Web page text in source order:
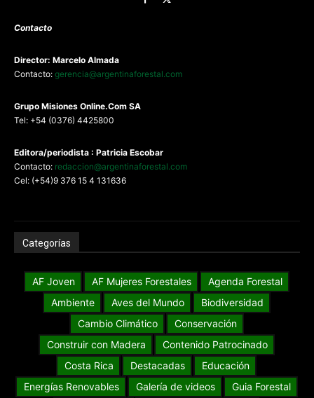
Contacto
Director: Marcelo Almada
Contacto: gerencia@argentinaforestal.com
Grupo Misiones Online.Com SA
Tel: +54 (0376) 4425800
Editora/periodista : Patricia Escobar
Contacto: redaccion@argentinaforestal.com
Cel: (+54)9 376 15 4 131636
Categorías
AF Joven AF Mujeres Forestales
Agenda Forestal
Ambiente
Aves del Mundo
Biodiversidad
Cambio Climático
Conservación
Construir con Madera
Contenido Patrocinado
Costa Rica
Destacadas
Educación
Energías Renovables
Galería de videos Guia Forestal